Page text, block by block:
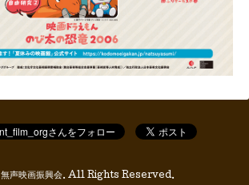
無声映画振興会. All Rights Reserved.